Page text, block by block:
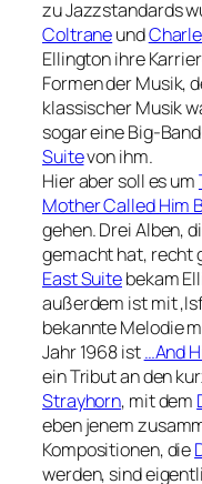
zu Jazzstandards
Coltraneund
Ellington ihre
Formen der Musik,
klassischer Musik
sogar eine Big-
Suitevon ihm.
Hier aber soll es um
Mother Called Him
gehen. Drei Alben,
gemacht hat, recht
East Suitebekam
außerdem ist mit
bekannte Melodie
Jahr 1968 ist…And
ein Tribut an den
Strayhorn, mit dem
eben jenem
Kompositionen, die
werden, sind